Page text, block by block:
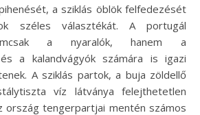
a sziklás öblök felfedezését
széles választékát. A portugál
a nyaralók, hanem a
a kalandvágyók számára is igazi
A sziklás partok, a buja zöldellő
víz látványa felejthetetlen
ország tengerpartjai mentén számos